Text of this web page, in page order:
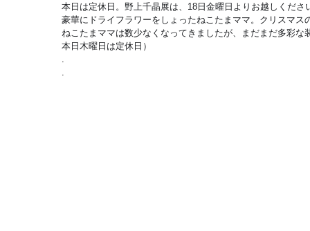
本日は定休日。野上千晶展は、18日金曜日よりお越しくださ
豪華にドライフラワーをしょったねこたまママ。クリスマ
ねこたまママは数少なくなってきましたが、まだまだ多彩
本日木曜日は定休日）
.
.